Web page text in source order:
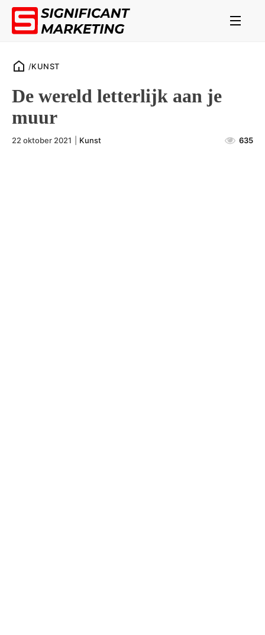
/KUNST
De wereld letterlijk aan je
muur
22 oktober 2021 Kunst 635